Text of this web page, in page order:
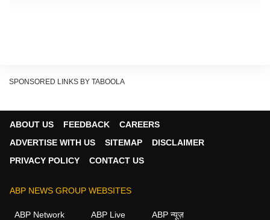
২৪ ক্যারেট সোনার দাম
প্রতি গ্রাম সোনার দাম বেড়েছে ৯২৮ টাকা। প্রতি ১০ গ্রামে দাম বেড়েছে
SPONSORED LINKS BY TABOOLA
ABOUT US FEEDBACK
CAREERS
ADVERTISE WITH US
SITEMAP
DISCLAIMER
PRIVACY POLICY
CONTACT US
ABP NEWS GROUP WEBSITES
ABP Network ABP Live ABP न्यूज़